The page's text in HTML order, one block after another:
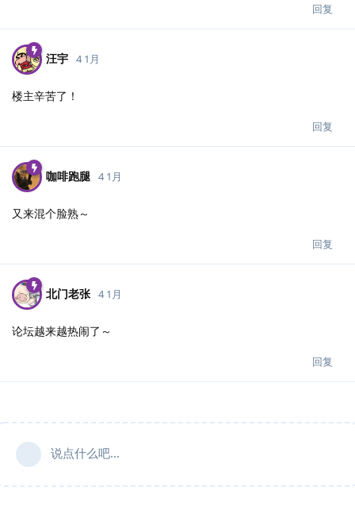
回复
汪宇 4 1月
楼主辛苦了！
回复
咖啡跑腿 4 1月
又来混个脸熟～
回复
北门老张 4 1月
论坛越来越热闹了～
回复
说点什么吧...